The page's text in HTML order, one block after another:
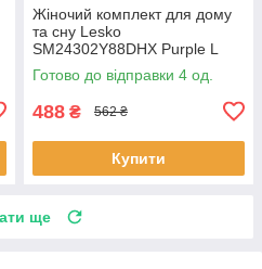
Жіночий комплект для дому
та сну Lesko
SM24302Y88DHX Purple L
футболка та шорти жіноча
піжама 5 шт.
Готово до відправки 4 од.
488 ₴ 562 ₴
Купити
ще